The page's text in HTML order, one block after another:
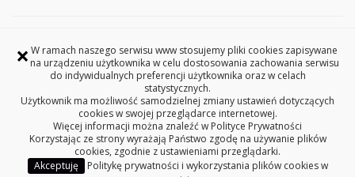
× W ramach naszego serwisu www stosujemy pliki cookies zapisywane
na urządzeniu użytkownika w celu dostosowania zachowania serwisu
do indywidualnych preferencji użytkownika oraz w celach
statystycznych.
Użytkownik ma możliwość samodzielnej zmiany ustawień dotyczących
cookies w swojej przeglądarce internetowej.
Więcej informacji można znaleźć w Polityce Prywatności
Korzystając ze strony wyrażają Państwo zgodę na używanie plików
cookies, zgodnie z ustawieniami przeglądarki.
Akceptuję
Politykę prywatności i wykorzystania plików cookies w
Politechniki Białostockiej
pokój 5, DS. 2 Beta, ul. Zwierzyniecka 12, 15-312 Białystok
tel. 85 746 91 42
wsparcie.bon@pb.edu.pl
REGON: 362402100, NIP: 542-020-87-21
Copyright © 2026 Politechnika Białostocka